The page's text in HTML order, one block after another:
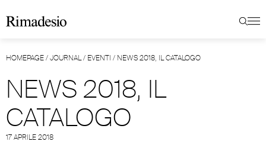
HOMEPAGE/JOURNAL/ EVENTI / NEWS 2018, IL CATALOGO
NEWS 2018, IL
CATALOGO
17 APRILE 2018